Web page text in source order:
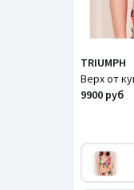
TRIUMPH
9900 руб